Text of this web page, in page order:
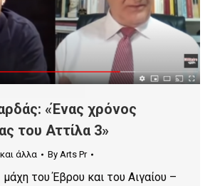
«Ένας χρόνος
του Αττίλα 3»
άλλα By Arts Pr
του Έβρου και του Αιγαίου –